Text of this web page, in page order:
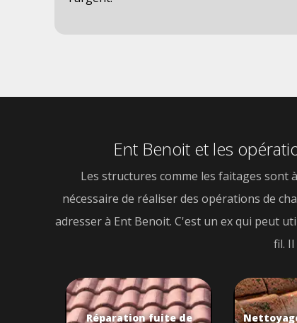
Ent Benoit et les
Les structures comme les faitages sont
nécessaire de réaliser des opérations de
adresser à Ent Benoit. C'est un ex qui peut
fil.
Réparation fuite de